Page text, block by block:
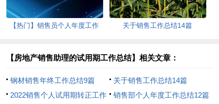
【热门】销售员个人年度工作
关于销售工作总结14篇
【房地产销售助理的试用期工作总结】相关文章：
钢材销售年终工作总结9篇
关于销售工作总结14篇
2022销售个人试用期转正工作
销售部个人年度工作总结12篇